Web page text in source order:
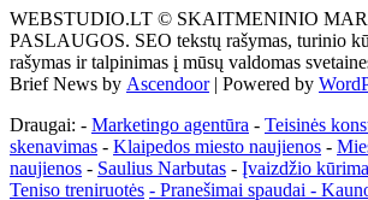
tai
žemės
ploto
matavimo
Pagrindinis
WEBSTUDIO.LT © SKAITMENINIO
PASLAUGOS. SEO tekstų rašymas, turinio
rašymas ir talpinimas į mūsų valdomas
Brief News by Ascendoor| Powered by
Draugai: - Marketingo agentūra - Teisinės
skenavimas - Klaipedos miesto naujienos -
naujienos - Saulius Narbutas - Įvaizdžio
Teniso treniruotės - Pranešimai spaudai -